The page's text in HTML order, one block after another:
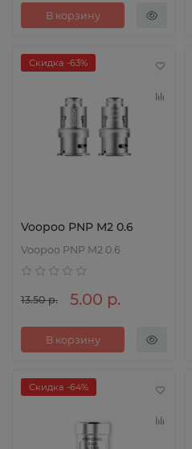
В корзину
Скидка -63%
Voopoo PNP M2 0.6
Voopoo PNP M2 0.6
13.50 р. 5.00 р.
В корзину
Скидка -64%